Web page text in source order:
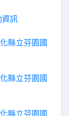
資訊
縣立芬園國
縣立芬園國
縣立芬園國